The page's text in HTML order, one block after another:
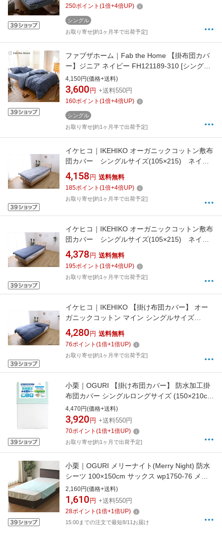
250ポイント (1倍+4倍UP)
シングル
お取り寄せ[約1ヶ月半で出荷予定]
ファブザホーム｜Fab the Home 【掛布団カバ
ー】ジニア ネイビー FH121189-310 [シングル
サイズ]
4,150円(価格+送料)
3,600 円 +送料550円
160ポイント (1倍+4倍UP)
シングル
お取り寄せ[約1ヶ月半で出荷予定]
イケヒコ｜IKEHIKO オーガニックコットン敷布
団カバー シングルサイズ(105×215) ネイビ
ー ポール ネイビー 1588039 [シングルサイズ]
4,158 円 送料無料
185ポイント (1倍+4倍UP)
お取り寄せ[約1ヶ月半で出荷予定]
イケヒコ｜IKEHIKO オーガニックコットン敷布
団カバー シングルサイズ(105×215) ネイビ
ー マイン ネイビー 1587539 [105×215cm /シ
ングルサイズ]
4,378 円 送料無料
195ポイント (1倍+4倍UP)
お取り寄せ[約1ヶ月半で出荷予定]
イケヒコ｜IKEHIKO 【掛け布団カバー】 オー
ガニックコットン マイン シングルサイズ
(150×210cm/ネイビー)
4,280 円 送料無料
76ポイント (1倍+1倍UP)
お取り寄せ[約1ヶ月半で出荷予定]
小栗｜OGURI 【掛け布団カバー】 防水加工掛
布団カバー シングルロングサイズ (150×210cm
/サックス)
4,470円(価格+送料)
3,920 円 +送料550円
70ポイント (1倍+1倍UP)
お取り寄せ[約1ヶ月で出荷予定]
小栗｜OGURI メリーナイト(Merry Night) 防水
シーツ 100×150cm サックス wp1750-76 メリ
ーナイト(MerryNight) サックス WP1750-76 [シ
ングルサイズ]
2,160円(価格+送料)
1,610 円 +送料550円
28ポイント (1倍+1倍UP)
15:00までの注文で最短8/11お届け